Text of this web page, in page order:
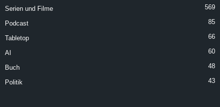
Serien und Filme 569
Podcast 85
Tabletop 66
AI 60
Buch 48
Politik 43